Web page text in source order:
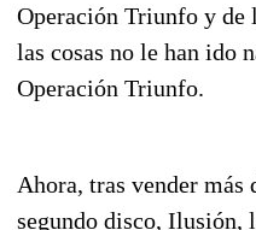
Operación Triunfo y de
las cosas no le han ido
Operación Triunfo.
Ahora, tras vender más
segundo disco, Ilusión,